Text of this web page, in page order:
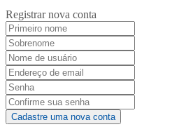
Registrar nova conta